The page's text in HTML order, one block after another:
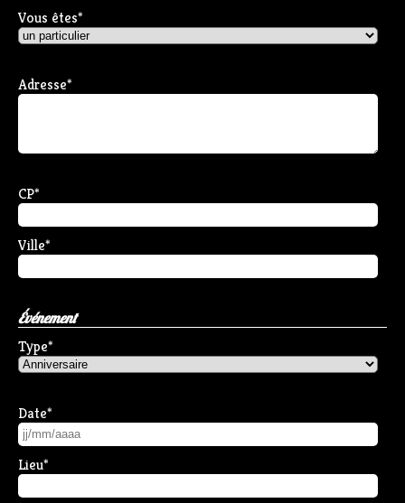
Vous êtes*
Adresse*
CP*
Ville*
Événement
Type*
Date*
Lieu*